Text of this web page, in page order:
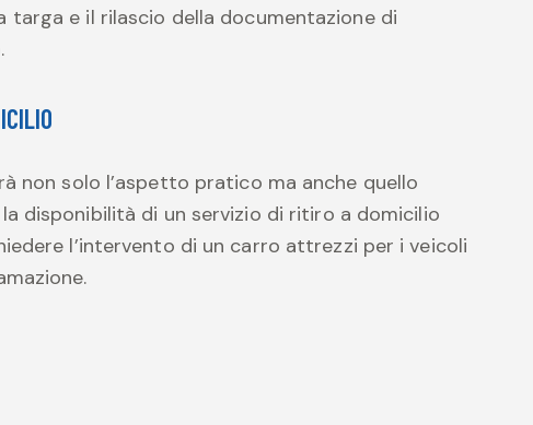
targa e il rilascio della documentazione di
non solo l’aspetto pratico ma anche quello
disponibilità di un servizio di ritiro a domicilio
l’intervento di un carro attrezzi per i veicoli